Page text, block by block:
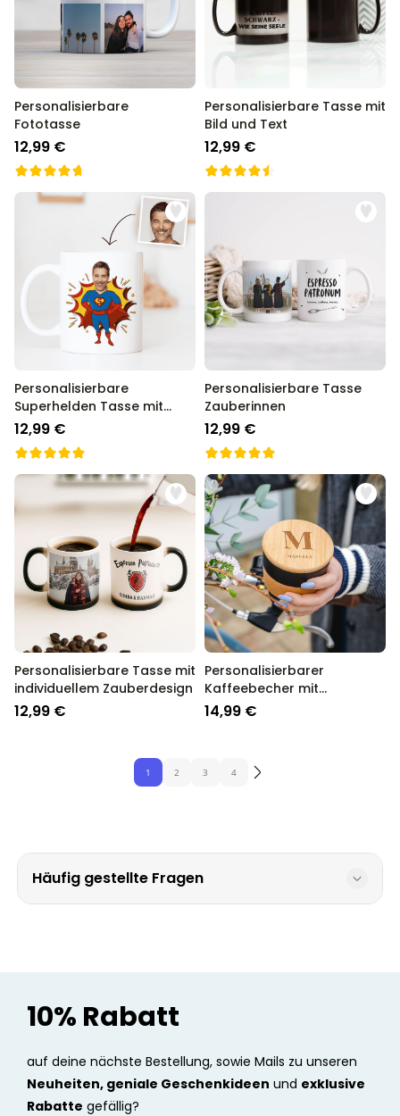
Personalisierbare
Fototasse
12,99 €
Personalisierbare Tasse mit
Bild und Text
12,99 €
Personalisierbare
Superhelden Tasse mit
Gesicht
12,99 €
Personalisierbare Tasse
Zauberinnen
12,99 €
Personalisierbare Tasse mit
individuellem Zauberdesign
12,99 €
Personalisierbarer
Kaffeebecher mit
Monogramm
14,99 €
1 2 3 4
Häufig gestellte Fragen
10% Rabatt
auf deine nächste Bestellung, sowie Mails zu unseren
Neuheiten, geniale Geschenkideen und exklusive
Rabatte gefällig?